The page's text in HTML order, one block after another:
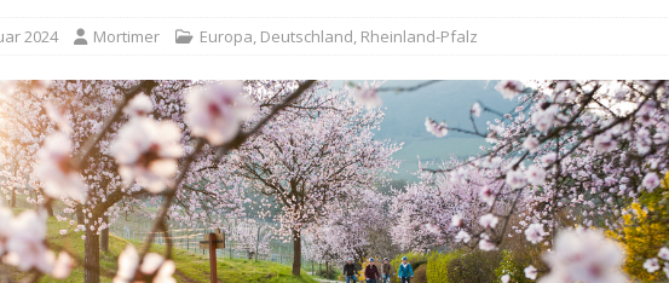
2024 Mortimer Europa, Deutschland, Rheinland-Pfalz